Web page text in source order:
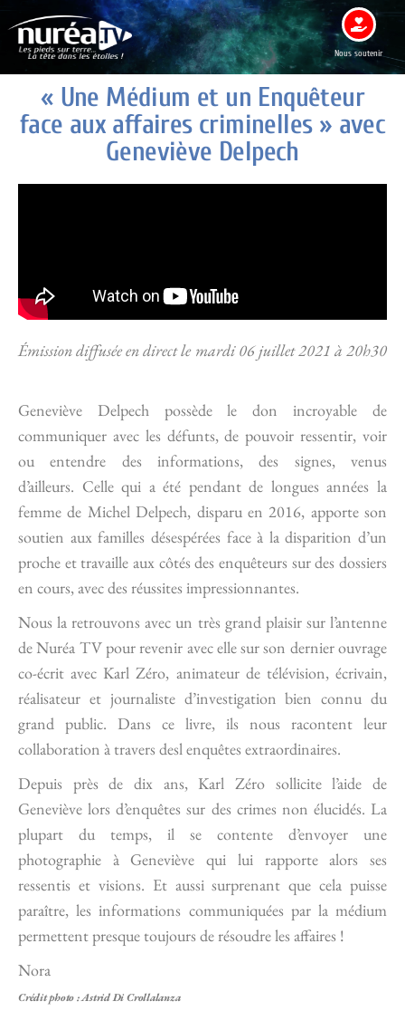
Nous soutenir
« Une Médium et un Enquêteur
face aux affaires criminelles » avec
Geneviève Delpech
Émission diffusée en direct le mardi 06 juillet 2021 à 20h30
Geneviève Delpech possède le don incroyable de
communiquer avec les défunts, de pouvoir ressentir, voir
ou entendre des informations, des signes, venus
d’ailleurs. Celle qui a été pendant de longues années la
femme de Michel Delpech, disparu en 2016, apporte son
soutien aux familles désespérées face à la disparition d’un
proche et travaille aux côtés des enquêteurs sur des dossiers
en cours, avec des réussites impressionnantes.
Nous la retrouvons avec un très grand plaisir sur l’antenne
de Nuréa TV pour revenir avec elle sur son dernier ouvrage
co-écrit avec Karl Zéro, animateur de télévision, écrivain,
réalisateur et journaliste d’investigation bien connu du
grand public. Dans ce livre, ils nous racontent leur
collaboration à travers desl enquêtes extraordinaires.
Depuis près de dix ans, Karl Zéro sollicite l’aide de
Geneviève lors d’enquêtes sur des crimes non élucidés. La
plupart du temps, il se contente d’envoyer une
photographie à Geneviève qui lui rapporte alors ses
ressentis et visions. Et aussi surprenant que cela puisse
paraître, les informations communiquées par la médium
permettent presque toujours de résoudre les affaires !
Nora
Crédit photo : Astrid Di Crollalanza